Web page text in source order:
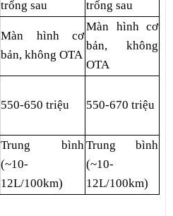
trống sau
trống sau
Màn hình cơ
bản, không OTA
Màn hình cơ
bản, không
OTA
550-650 triệu 550-670 triệu
Trung bình
(~10-
12L/100km)
Trung bình
(~10-
12L/100km)